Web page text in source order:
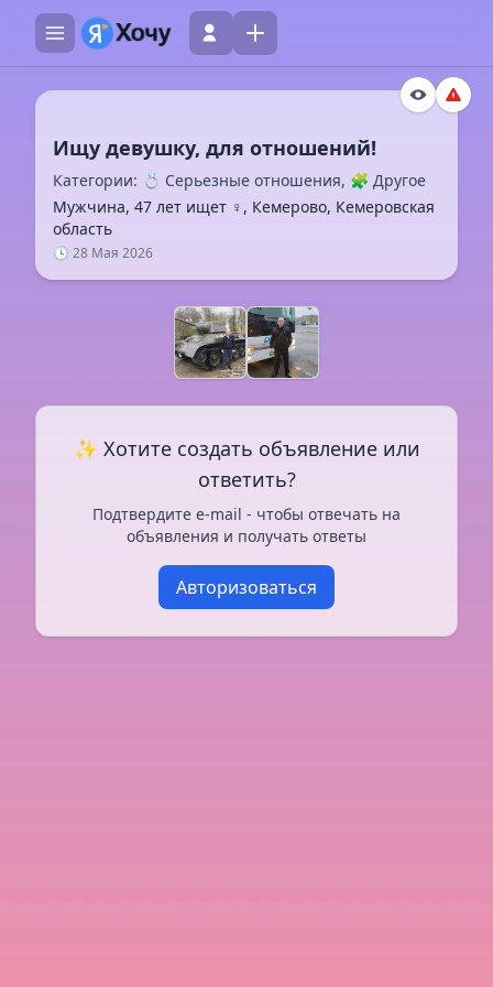
Категории: 💍 Серьезные отношения, 🧩 Другое
Мужчина, 47 лет ищет ♀️, Кемерово, Кемеровская
область
🕓 28 Мая 2026
✨ Хотите создать объявление или
ответить?
Подтвердите e-mail - чтобы отвечать на
объявления и получать ответы
Авторизоваться